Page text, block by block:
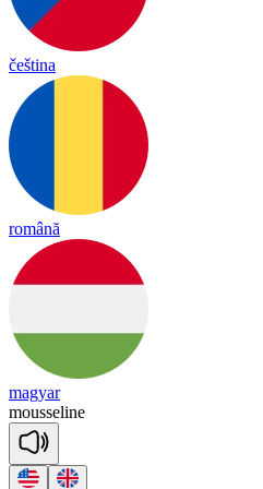
čeština
română
magyar
mousseline